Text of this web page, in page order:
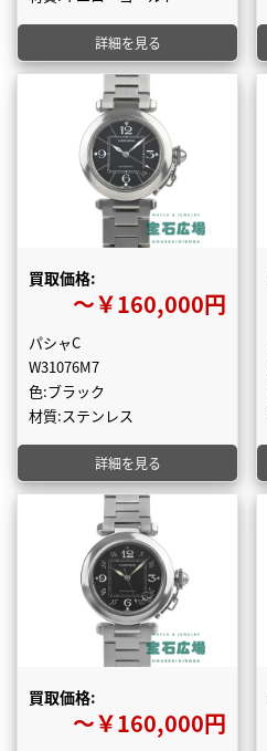
詳細を見る
買取価格:
〜￥160,000円
パシャC
W31076M7
色:ブラック
材質:ステンレス
詳細を見る
買取価格:
〜￥160,000円